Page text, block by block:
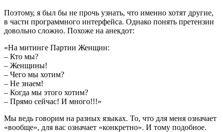
Поэтому, я был бы не прочь узнать, что именно хотят другие,
в части программного интерфейса. Однако понять претензии
довольно сложно. Похоже на анекдот:
«На митинге Партии Женщин:
– Кто мы?
– Женщины!
– Чего мы хотим?
– Не знаем!
– Когда мы этого хотим?
– Прямо сейчас! И много!!!»
Мы ведь говорим на разных языках. То, что для меня означает
«вообще», для вас означает «конкретно». И тому подобное.